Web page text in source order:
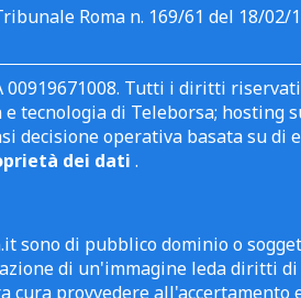
Roma n. 169/61 del 18/02/
00919671008. Tutti i diritti
tecnologia di Teleborsa; hosting
decisione operativa basata su
dei dati .
sono di pubblico dominio o
di un'immagine leda diritti
cura provvedere all'accertamento